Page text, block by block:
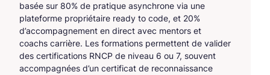
basée sur 80% de pratique asynchrone via une
plateforme propriétaire ready to code, et 20%
d’accompagnement en direct avec mentors et
coachs carrière. Les formations permettent de valider
des certifications RNCP de niveau 6 ou 7, souvent
accompagnées d’un certificat de reconnaissance